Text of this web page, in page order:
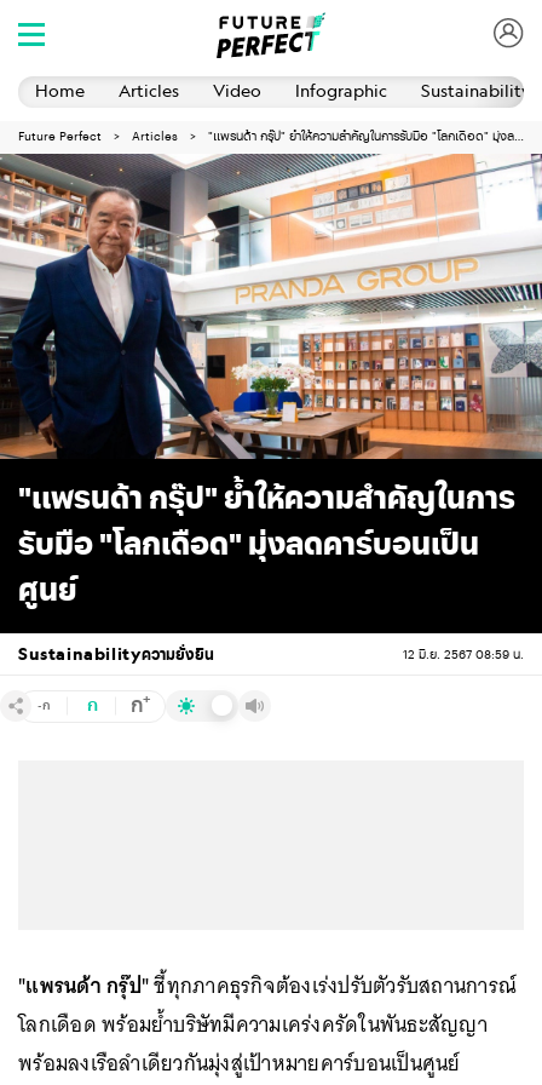
Home Articles Video Infographic Sustainability
Future Perfect Articles "แพรนด้า กรุ๊ป" ย้ำให้ความสำคัญในการรับมือ "โลกเดือด" มุ่งลดคาร์บอนเป็นศูนย์
"แพรนด้า กรุ๊ป" ย้ำให้ความสำคัญในการ
รับมือ "โลกเดือด" มุ่งลดคาร์บอนเป็น
ศูนย์
Sustainabilityความยั่งยืน 12 มิ.ย. 2567 08:59 น.
-ก ก ก+
"แพรนด้า กรุ๊ป"ชี้ทุกภาคธุรกิจต้องเร่งปรับตัวรับสถานการณ์
โลกเดือด พร้อมย้ำบริษัทมีความเคร่งครัดในพันธะสัญญา
พร้อมลงเรือลำเดียวกันมุ่งสู่เป้าหมายคาร์บอนเป็นศูนย์